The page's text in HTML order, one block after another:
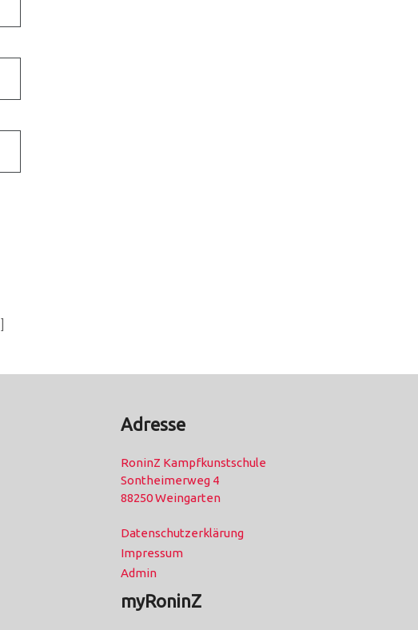
Adresse
RoninZ Kampfkunstschule
Sontheimerweg 4
88250 Weingarten
Datenschutzerklärung
Impressum
Admin
myRoninZ